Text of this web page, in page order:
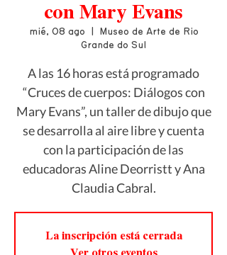
con Mary Evans
mié, 08 ago
Museo de Arte de Rio
Grande do Sul
A las 16 horas está programado
“Cruces de cuerpos: Diálogos con
Mary Evans”, un taller de dibujo que
se desarrolla al aire libre y cuenta
con la participación de las
educadoras Aline Deorristt y Ana
Claudia Cabral.
La inscripción está cerrada